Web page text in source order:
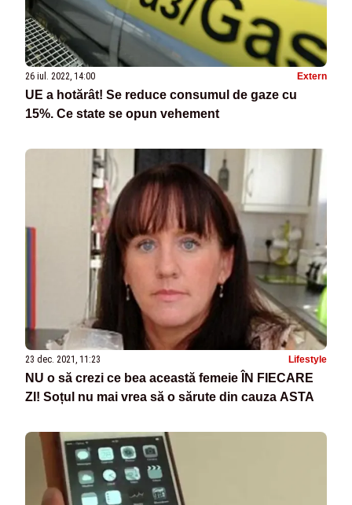
26 iul. 2022, 14:00 Extern
UE a hotărât! Se reduce consumul de gaze cu
15%. Ce state se opun vehement
23 dec. 2021, 11:23 Lifestyle
NU o să crezi ce bea această femeie ÎN FIECARE
ZI! Soțul nu mai vrea să o sărute din cauza ASTA